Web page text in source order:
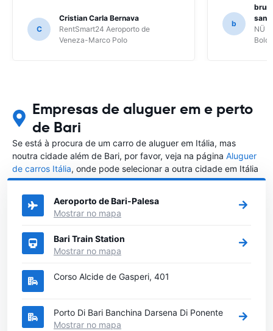
C
Cristian Carla Bernava
RentSmart24 Aeroporto de
Veneza-Marco Polo
b
NÜ
Empresas de aluguer em e perto
de Bari
Se está à procura de um carro de aluguer em Itália, mas
noutra cidade além de Bari, por favor, veja na página Aluguer
de carros Itália, onde pode selecionar a outra cidade em Itália
que gostaria de alugar um carro
Aeroporto de Bari-Palesa
Mostrar no mapa
Bari Train Station
Mostrar no mapa
Corso Alcide de Gasperi, 401
Porto Di Bari Banchina Darsena Di Ponente
Mostrar no mapa